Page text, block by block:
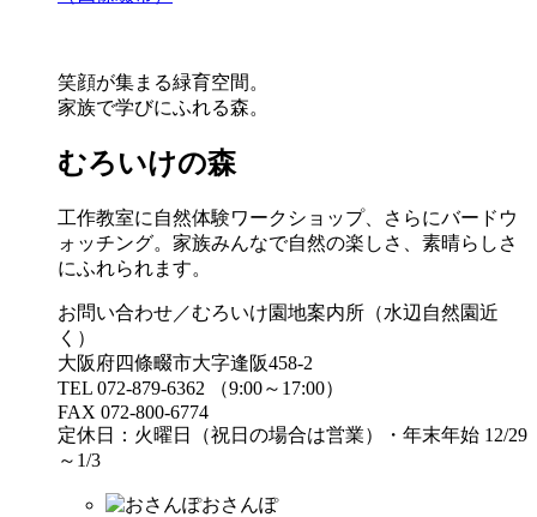
笑顔が集まる緑育空間。
家族で学びにふれる森。
むろいけの森
工作教室に自然体験ワークショップ、さらにバードウ
ォッチング。家族みんなで自然の楽しさ、素晴らしさ
にふれられます。
お問い合わせ／むろいけ園地案内所（水辺自然園近
く）
大阪府四條畷市大字逢阪458-2
TEL 072-879-6362 （9:00～17:00）
FAX 072-800-6774
定休日：火曜日（祝日の場合は営業）・年末年始 12/29
～1/3
おさんぽ